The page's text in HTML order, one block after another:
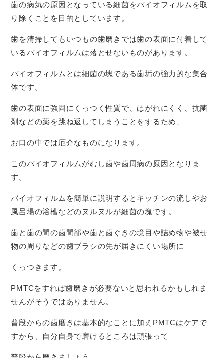
歯の病気の原因となっている細菌をバイオフィルムを取
り除くことを目的としています。
歯を清掃してもいつもの歯磨きでは歯の表面に付着して
いるバイオフィルムは落とせないものがあります。
バイオフィルムとは細菌の塊である歯垢の強力的な集合
体です。
歯の表面に強固にくっつく性質で、はがれにくく、抗菌
剤などの薬を跳ね返してしまうことをするため、
お口の中では厄介なものになります。
このバイオフィルムがむし歯や歯周病の原因となりま
す。
バイオフィルムを簡単に説明するとキッチンの流しやお
風呂場の浴槽などのヌルヌルが細菌の塊です。
歯と歯の間の歯間部や歯と歯ぐきの境目や詰め物や被せ
物の周りなどの歯ブラシの先が届きにくい場所に
くっつきます。
PMTCをすれば歯磨きが必要ないと思われるかもしれま
せんがそうではありません。
普段からの歯磨きは基本的なことに加えPMTCはケアで
すから、自分自身で磨けるところは頑張って